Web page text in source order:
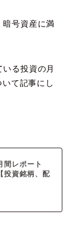
暗号資産に満
る投資の月
て記事にし
間レポート
投資銘柄、配